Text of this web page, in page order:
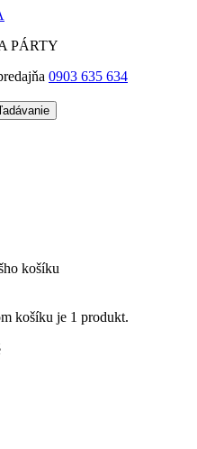
PÁRTY
0903 635 634
košíku
košíku je 1 produkt.